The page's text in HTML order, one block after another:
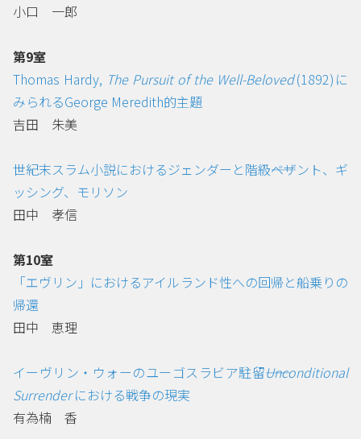
小口 一郎
第9室
Thomas Hardy, The Pursuit of the Well-Beloved(1892)に
みられるGeorge Meredith的主題
吉田 朱美
世紀末スラム小説におけるジェンダーと階級――ベザント、ギ
ッシング、モリソン
田中 孝信
第10室
「エヴリン」におけるアイルランド性への回帰と船乗りの
帰還
田中 恵理
イーヴリン・ウォーのユーゴスラビア駐留――Unconditional
Surrender における戦争の現実
有為楠 香